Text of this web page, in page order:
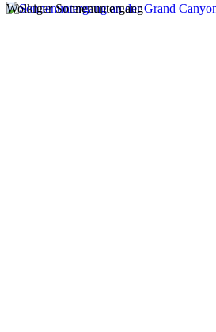
Wolkiger Sonnenuntergang